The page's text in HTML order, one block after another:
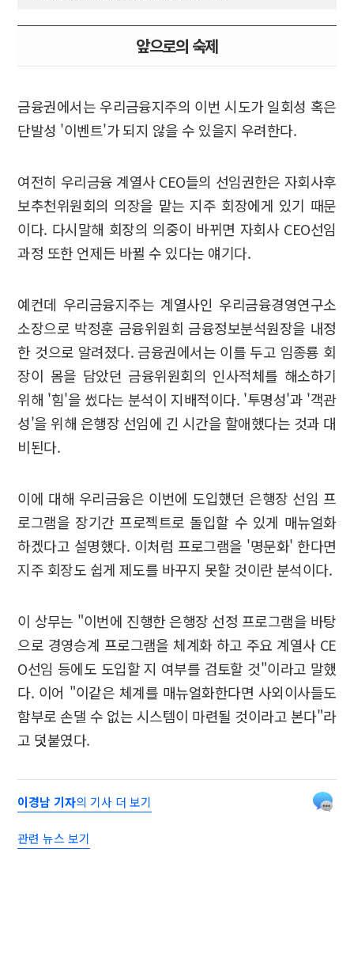
앞으로의 숙제
금융권에서는 우리금융지주의 이번 시도가 일회성 혹은
단발성 '이벤트'가 되지 않을 수 있을지 우려한다.
여전히 우리금융 계열사 CEO들의 선임권한은 자회사후
보추천위원회의 의장을 맡는 지주 회장에게 있기 때문
이다. 다시말해 회장의 의중이 바뀌면 자회사 CEO선임
과정 또한 언제든 바뀔 수 있다는 얘기다.
예컨데 우리금융지주는 계열사인 우리금융경영연구소
소장으로 박정훈 금융위원회 금융정보분석원장을 내정
한 것으로 알려졌다. 금융권에서는 이를 두고 임종룡 회
장이 몸을 담았던 금융위원회의 인사적체를 해소하기
위해 '힘'을 썼다는 분석이 지배적이다. '투명성'과 '객관
성'을 위해 은행장 선임에 긴 시간을 할애했다는 것과 대
비된다.
이에 대해 우리금융은 이번에 도입했던 은행장 선임 프
로그램을 장기간 프로젝트로 돌입할 수 있게 매뉴얼화
하겠다고 설명했다. 이처럼 프로그램을 '명문화' 한다면
지주 회장도 쉽게 제도를 바꾸지 못할 것이란 분석이다.
이 상무는 "이번에 진행한 은행장 선정 프로그램을 바탕
으로 경영승계 프로그램을 체계화 하고 주요 계열사 CE
O선임 등에도 도입할 지 여부를 검토할 것"이라고 말했
다. 이어 "이같은 체계를 매뉴얼화한다면 사외이사들도
함부로 손댈 수 없는 시스템이 마련될 것이라고 본다"라
고 덧붙였다.
이경남 기자의 기사 더 보기
관련 뉴스 보기